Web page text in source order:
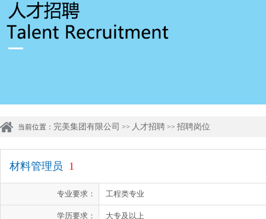
当前位置： 完美集团有限公司 >> 人才招聘 >> 招聘岗位
材料管理员 1
专业要求： 工程类专业
学历要求： 大专及以上